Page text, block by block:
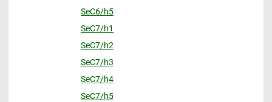
SeC6/h5
SeC7/h1
SeC7/h2
SeC7/h3
SeC7/h4
SeC7/h5